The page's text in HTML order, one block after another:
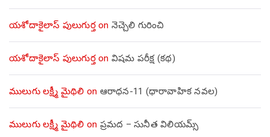
యశోదాకైలాస్ పులుగుర్తon నెచ్చెలి గురించి
యశోదాకైలాస్ పులుగుర్తon విషమ పరీక్ష (క‌థ‌)
ములుగు లక్ష్మీ మైథిలి on ఆరాధన-11 (ధారావాహిక నవల)
ములుగు లక్ష్మీ మైథిలి on ప్రమద – సునీత విలియమ్స్